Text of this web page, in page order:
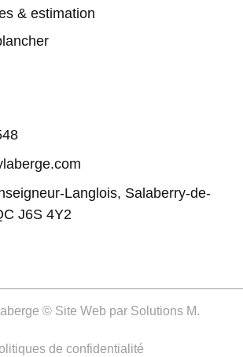
& estimation
Langlois, Salaberry-de-
J6S 4Y2
© Site Web par Solutions M.
de confidentialité